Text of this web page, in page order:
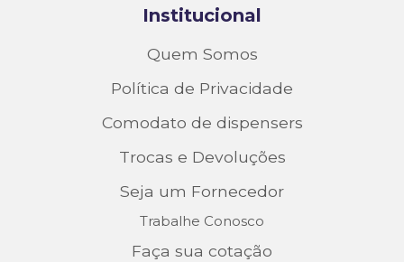
Institucional
Quem Somos
Política de Privacidade
Comodato de dispensers
Trocas e Devoluções
Seja um Fornecedor
Trabalhe Conosco
Faça sua cotação